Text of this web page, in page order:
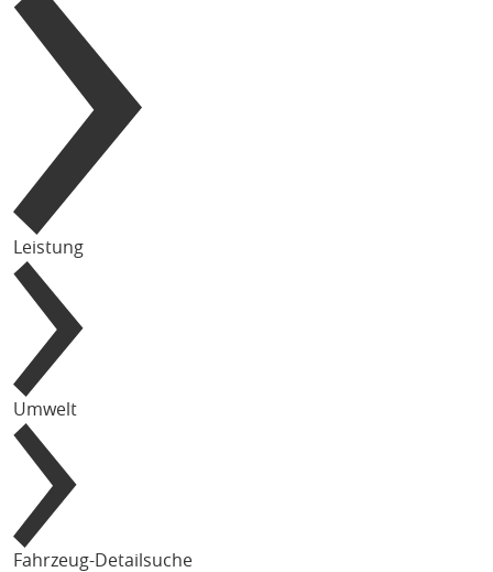
Leistung
Umwelt
Fahrzeug-Detailsuche